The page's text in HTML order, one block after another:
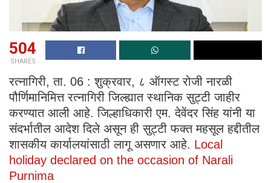
504
SHARES
रत्नागिरी, ता. 06 : शुक्रवार, ८ ऑगस्ट रोजी नारळी
पौर्णिमानिमित्त रत्नागिरी जिल्ह्यात स्थानिक सुट्टी जाहीर
करण्यात आली आहे. जिल्हाधिकारी एम. देवेंदर सिंह यांनी या
संदर्भातील आदेश दिले असून ही सुट्टी फक्त महसूल हद्दीतील
शासकीय कार्यालयांसाठी लागू असणार आहे. Local
holiday declared on the occasion of Narali
Purnima